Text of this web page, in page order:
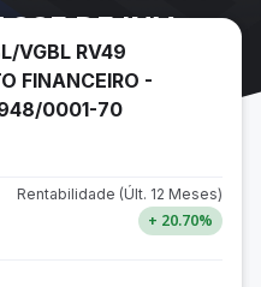
DE INV -
VGBL RV49
FINANCEIRO -
0001-70
Rentabilidade (Últ. 12 Meses)
+ 20.70%